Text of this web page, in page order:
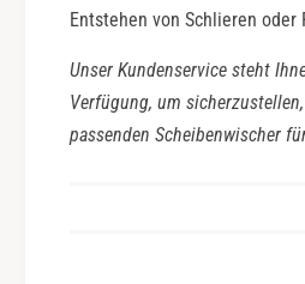
Entstehen von Schlieren oder
Unser Kundenservice steht
Verfügung, um
passenden Scheibenwischer